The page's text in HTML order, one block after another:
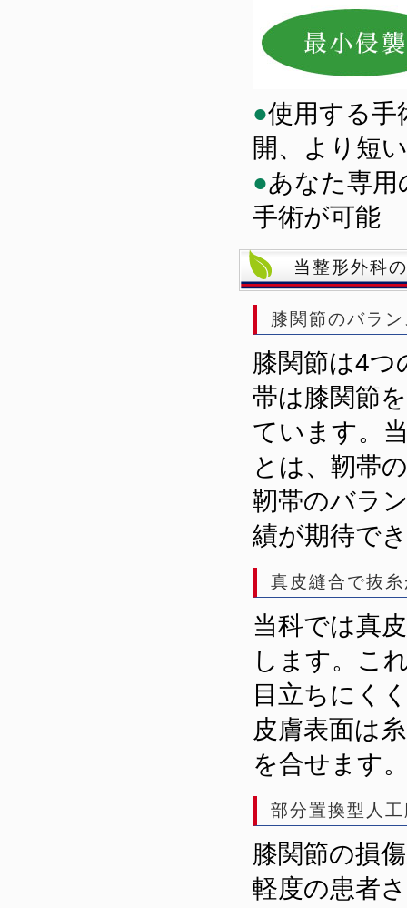
●使用する手
開、より短
●あなた専用
手術が可能
当整形外科
膝関節のバラ
膝関節は4つ
帯は膝関節
ています。
とは、靭帯
靭帯のバラ
績が期待で
真皮縫合で抜
当科では真
します。こ
目立ちにく
皮膚表面は
を合せます
部分置換型人
膝関節の損
軽度の患者